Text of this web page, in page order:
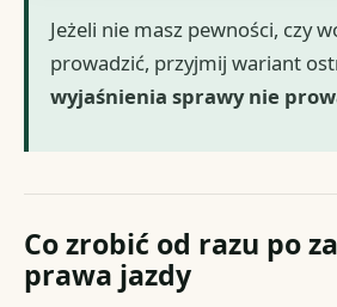
Jeżeli nie masz pewności, czy
prowadzić, przyjmij wariant
wyjaśnienia sprawy nie
Co zrobić od razu po
prawa jazdy